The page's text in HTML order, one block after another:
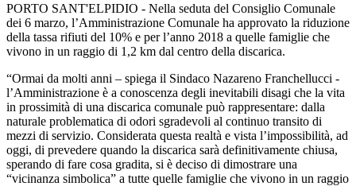
PORTO SANT'ELPIDIO - Nella seduta del Consiglio Comunale
dei 6 marzo, l’Amministrazione Comunale ha approvato la riduzione
della tassa rifiuti del 10% e per l’anno 2018 a quelle famiglie che
vivono in un raggio di 1,2 km dal centro della discarica.
“Ormai da molti anni – spiega il Sindaco Nazareno Franchellucci -
l’Amministrazione è a conoscenza degli inevitabili disagi che la vita
in prossimità di una discarica comunale può rappresentare: dalla
naturale problematica di odori sgradevoli al continuo transito di
mezzi di servizio. Considerata questa realtà e vista l’impossibilità, ad
oggi, di prevedere quando la discarica sarà definitivamente chiusa,
sperando di fare cosa gradita, si è deciso di dimostrare una
“vicinanza simbolica” a tutte quelle famiglie che vivono in un raggio